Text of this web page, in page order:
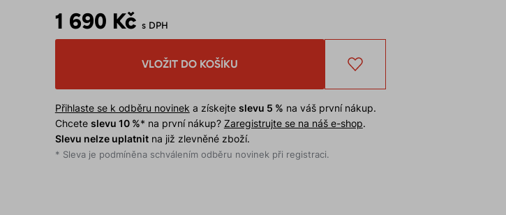
1 690 Kč s DPH
VLOŽIT DO KOŠÍKU
Přihlaste se k odběru novinek a získejte slevu 5 % na váš první nákup.
Chcete slevu 10 %* na první nákup? Zaregistrujte se na náš e-shop.
Slevu nelze uplatnitna již zlevněné zboží.
* Sleva je podmíněna schválením odběru novinek při registraci.